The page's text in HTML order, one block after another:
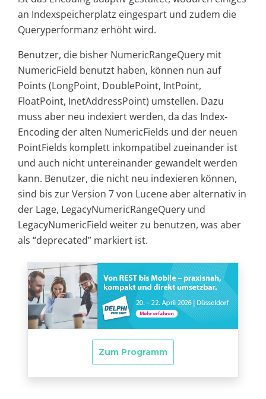
an Indexspeicherplatz eingespart und zudem die
Queryperformanz erhöht wird.
Benutzer, die bisher NumericRangeQuery mit
NumericField benutzt haben, können nun auf
Points (LongPoint, DoublePoint, IntPoint,
FloatPoint, InetAddressPoint) umstellen. Dazu
muss aber neu indexiert werden, da das Index-
Encoding der alten NumericFields und der neuen
PointFields komplett inkompatibel zueinander ist
und auch nicht untereinander gewandelt werden
kann. Benutzer, die nicht neu indexieren können,
sind bis zur Version 7 von Lucene aber alternativ in
der Lage, LegacyNumericRangeQuery und
LegacyNumericField weiter zu benutzen, was aber
als “deprecated” markiert ist.